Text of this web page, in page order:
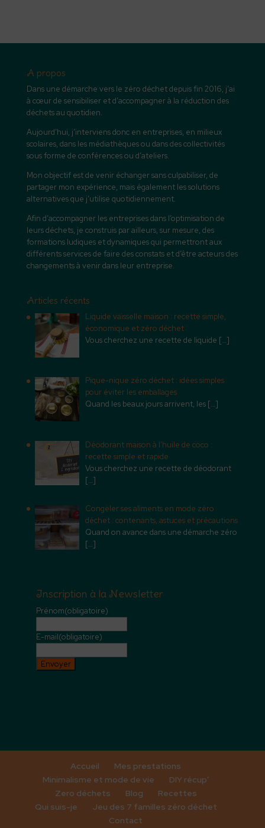
A propos
Dans une démarche vers le zéro déchet depuis fin 2016, j’ai
à cœur de sensibiliser et d’accompagner à la réduction des
déchets au quotidien.
Aujourd’hui, j’interviens donc en entreprises, en milieux
scolaires, dans les médiathèques ou dans des collectivités
sous forme de conférences ou d’ateliers.
Mon objectif est de venir échanger sans culpabiliser, de
partager mon expérience, mais également les solutions
alternatives que j’utilise quotidiennement.
Afin d’accompagner les entreprises dans l’optimisation de
leurs déchets, je construis par ailleurs, sur mesure, des
formations ludiques et dynamiques qui permettront aux
différents services de faire des constats et d’être acteurs des
changements à venir dans leur entreprise.
Articles récents
Liquide vaisselle maison : recette simple,
économique et zéro déchet
Vous cherchez une recette de liquide […]
Pique-nique zéro déchet : idées simples
pour éviter les emballages
Quand les beaux jours arrivent, les […]
Déodorant maison à l’huile de coco :
recette simple et rapide
Vous cherchez une recette de déodorant
[…]
Congeler ses aliments en mode zéro
déchet : contenants, astuces et précautions
Quand on avance dans une démarche zéro
[…]
Inscription à la Newsletter
Prénom(obligatoire)
E-mail(obligatoire)
Envoyer
Accueil
Mes prestations
Minimalisme et mode de vie
DIY récup’
Zero déchets
Blog
Recettes
Qui suis-je
Jeu des 7 familles zéro déchet
Contact